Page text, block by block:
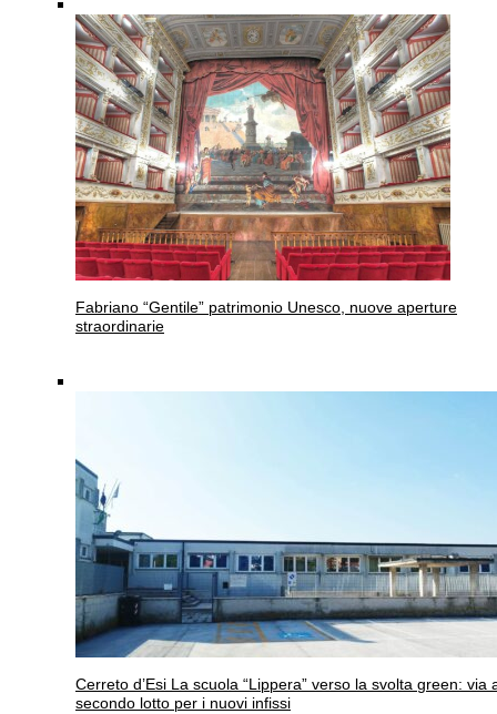
Fabriano “Gentile” patrimonio Unesco, nuove aperture
straordinarie
Cerreto d’Esi La scuola “Lippera” verso la svolta green: via
secondo lotto per i nuovi infissi